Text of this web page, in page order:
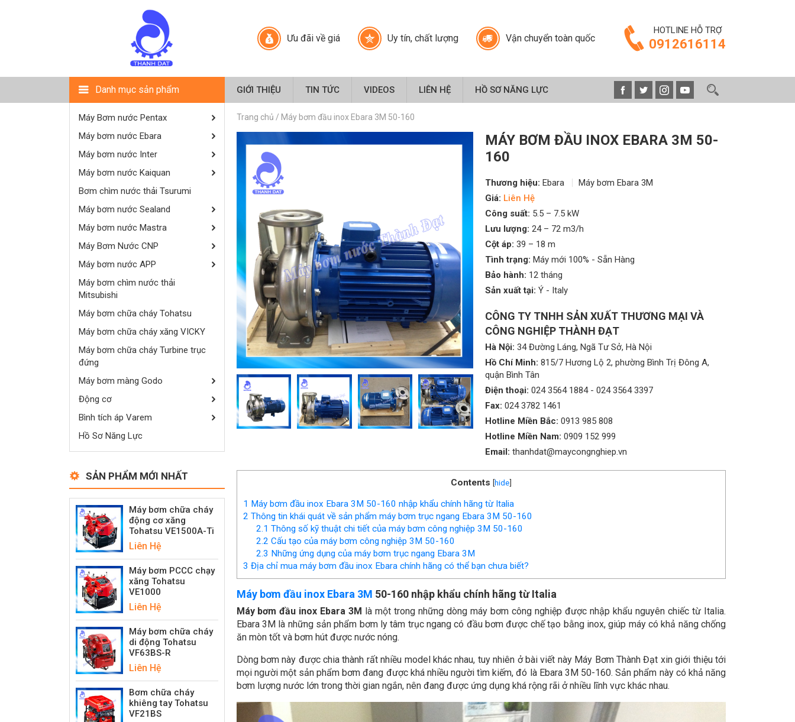
Ưu đãi về giá Uy tín, chất lượng Vận chuyển toàn quốc
HOTLINE HỖ TRỢ
0912616114
Danh mục sản phẩm GIỚI THIỆU TIN TỨC VIDEOS LIÊN HỆ HỒ SƠ NĂNG LỰC
Máy Bơm nước Pentax
Máy bơm nước Ebara
Máy bơm nước Inter
Máy bơm nước Kaiquan
Bơm chìm nước thải Tsurumi
Máy bơm nước Sealand
Máy bơm nước Mastra
Máy Bơm Nước CNP
Máy bơm nước APP
Máy bơm chìm nước thải
Mitsubishi
Máy bơm chữa cháy Tohatsu
Máy bơm chữa cháy xăng VICKY
Máy bơm chữa cháy Turbine trục
đứng
Máy bơm màng Godo
Động cơ
Bình tích áp Varem
Hồ Sơ Năng Lực
SẢN PHẨM MỚI NHẤT
Máy bơm chữa cháy
động cơ xăng
Tohatsu VE1500A-Ti
Liên Hệ
Máy bơm PCCC chạy
xăng Tohatsu
VE1000
Liên Hệ
Máy bơm chữa cháy
di động Tohatsu
VF63BS-R
Liên Hệ
Bơm chữa cháy
khiêng tay Tohatsu
VF21BS
Trang chủ / Máy bơm đầu inox Ebara 3M 50-160
MÁY BƠM ĐẦU INOX EBARA 3M 50-
160
Thương hiệu: Ebara
Máy bơm Ebara 3M
Giá: Liên Hệ
Công suất: 5.5 – 7.5 kW
Lưu lượng: 24 – 72 m3/h
Cột áp: 39 – 18 m
Tình trạng: Máy mới 100% - Sẵn Hàng
Bảo hành: 12 tháng
Sản xuất tại: Ý - Italy
CÔNG TY TNHH SẢN XUẤT THƯƠNG MẠI VÀ
CÔNG NGHIỆP THÀNH ĐẠT
Hà Nội: 34 Đường Láng, Ngã Tư Sở, Hà Nội
Hồ Chí Minh: 815/7 Hương Lộ 2, phường Bình Trị Đông A,
quận Bình Tân
Điện thoại: 024 3564 1884- 024 3564 3397
Fax: 024 3782 1461
Hotline Miền Bắc: 0913 985 808
Hotline Miền Nam: 0909 152 999
Email: thanhdat@maycongnghiep.vn
Contents [hide]
1 Máy bơm đầu inox Ebara 3M 50-160 nhập khẩu chính hãng từ Italia
2 Thông tin khái quát về sản phẩm máy bơm trục ngang Ebara 3M 50-160
2.1 Thông số kỹ thuật chi tiết của máy bơm công nghiệp 3M 50-160
2.2 Cấu tạo của máy bơm công nghiệp 3M 50-160
2.3 Những ứng dụng của máy bơm trục ngang Ebara 3M
3 Địa chỉ mua máy bơm đầu inox Ebara chính hãng có thể bạn chưa biết?
Máy bơm đầu inox Ebara 3M 50-160 nhập khẩu chính hãng từ Italia
Máy bơm đầu inox Ebara 3M
là một trong những dòng máy bơm công nghiệp được nhập khẩu nguyên chiếc từ Italia.
Ebara 3M là những sản phẩm bơm ly tâm trục ngang có đầu bơm được chế tạo bằng inox, giúp máy có khả năng chống
ăn mòn tốt và bơm hút được nước nóng.
Dòng bơm này được chia thành rất nhiều model khác nhau, tuy nhiên ở bài viết này Máy Bơm Thành Đạt xin giới thiệu tới
mọi người một sản phẩm bơm đang được khá nhiều người tìm kiếm, đó là Ebara 3M 50-160. Sản phẩm này có khả năng
bơm lượng nước lớn trong thời gian ngắn, nên đang được ứng dụng khá rộng rãi ở nhiều lĩnh vực khác nhau.